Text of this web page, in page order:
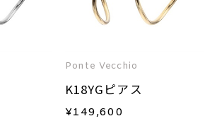
Ponte Vecchio
K18YGピアス
¥149,600